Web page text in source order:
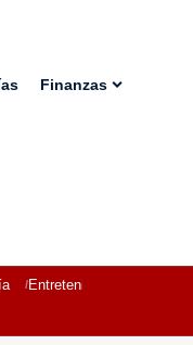
Finanzas
Entretenimiento